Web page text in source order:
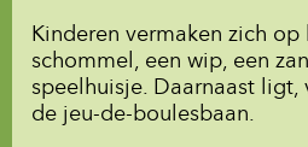
Kinderen vermaken zich
schommel, een wip, een
speelhuisje. Daarnaast
de jeu-de-boulesbaan.